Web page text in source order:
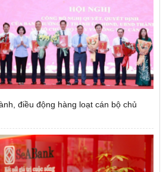
điều động hàng loạt cán bộ chủ